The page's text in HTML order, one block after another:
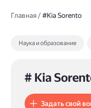
Главная/#Kia Sorento
Наука и образование
# Kia
Задать свой